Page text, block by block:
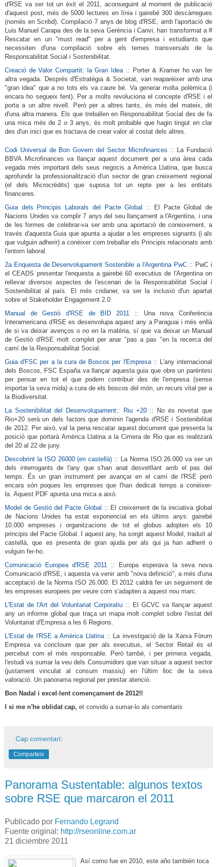
d'RSE va ser tot un èxit el 2011, aconseguint al moment de publicació
d'aquest post, més de 5000 lectures en línia i gairebé 300 descàrregues
(només en Scribd).Compilació 7 anys de blog d'RSE, amb l'aportació de
Luis Manuel Carapa des de la seva Gerència i Canvi, han transformat a #
Rescatar en un "must read" per a gent d'empresa i estudiants que
necessiten d'una compilació sobre els temes transversals de la
Responsabilitat Social i Sostenibilitat.
Creació de Valor Compartit: la Gran Idea:: Porter & Kramer ho van fer
altra vegada. Després d'Estratègia & Societat, van reaparèixer amb una
"gran idea" que a no tots els va caure bé. Va generar molta polèmica (i
encara ho segueix fent). Per a molts revoluciona el concepte d'RSE i el
porta a un altre nivell.
Però per a altres tants, és més del mateix, dit
d'una altra manera. Els que treballen en Responsabilitat Social des de fa
una mica més de 2 o 3 anys, és molt probable que hagin tingut en clar
des d'un inici que es tractava de crear valor al costat dels altres.
Codi Universal de Bon Govern del Sector Microfinances :: La Fundació
BBVA Microfinances va llançar aquest document per a una àrea cada
vegada més important dels seus negocis a Amèrica Llatina, que busca
aprofundir la professionalització d'un sector de gran creixement regional
(el dels Microcrèdits) que suposa tot un repte per a les entitats
financeres.
Guia dels Principis Laborals del Pacte Global
:: El Pacte Global de
Nacions Unides va complir 7 anys del seu llançament a l'Argentina, i una
de les formes de celebrar-va ser amb una aportació de coneixement, a
través d'aquesta Guia que apunta a ajudar a les empreses signants (i als
que vulguin adherir) a conèixer com treballar els Principis relacionats amb
l'entorn laboral.
2a Enquesta de Desenvolupament Sostenible a l'Argentina PwC:: PwC i
el CEADS presentar l'enquesta a gairebé 60 executius de l'Argentina on
rellevar diversos aspectes de l'escenari de la Responsabilitat Social i
Sostenibilitat al país.
El més cridaner, va ser la inclusió d'un apartat
sobre el Stakeholder Engagement 2.0
Manual de Gestió d'RSE de BID 2011 :: Una nova Conferència
Interamericana d'RSE es desenvolupa aquest any a Paraguai i més enllà
de si va deixar avenços o no en la matèria, sí que va deixar un Manual
de Gestió d'RSE molt complet per anar "pas a pas "en la recerca del
camí de la Responsabilitat Social.
Guia d'FSC per a la cura de Boscos per l'Empresa:: L'any internacional
dels Boscos, FSC España va llançar aquesta guia que obre un parèntesi
per pensar en tot el que podem contribuir des de l'empresa (sense
importar la seva mida) a cura de els boscos del món, un recurs vital per a
la Biodiversitat.
La Sostenibilitat del Desenvolupament:: Riu +20:: No és novetat que
Rio+20 serà un dels factors que dominin l'agenda d'RSE i Sostenibilitat
de 2012. Per això, val la pena rescatar aquest document que presenta la
posició que portarà Amèrica Llatina a la Cimera de Rio que es realitzarà
del 20 al 22 de juny.
Descobrint la ISO 26000 (en castellà) :: La Norma ISO 26.000 va ser un
dels interrogants de l'any que s'han anat desvetllant amb el pas del
temps.
És un gran instrument per avançar en el camí de l'RSE però
encara són poques les empreses que l'han dedicat temps a conèixer-
la. Aquest PDF apunta una mica a això.
Model de Gestió del Pacte Global :: El creixement de la iniciativa global
de Nacions Unides ha estat exponencial en els últims anys: gairebé
10.000 empreses i organitzacions de tot el globus adopten els 10
principis del Pacte Global.
I aquest any, ha sorgit aquest Model, traduït al
castellà, que es presenta de gran ajuda per als qui ja han adherit o
vulguin fer-ho.
Comunicació Europea d'RSE 2011:: Europa esperava la seva nova
Comunicació d'RSE, i aquesta va venir amb "nova definició", a més d'una
acceptació de la Norma ISO 26.000. El 2012 caldrà fer un seguiment de
les empreses europees per veure com s'adapten a aquest nou marc.
L'Estat de l'Art del Voluntariat Corporatiu :: El GCVC va llançar aquest
any un informe global que traça un mapa molt complet sobre l'estat del
Voluntariat d'Empresa a les 6 Regions.
L'Estat de l'RSE a Amèrica Llatina:: La investigació de la Xarxa Fòrum
Empresa va concloure que per als executius, el Sector Retail és el
percebut com el més responsable.
Però també, i per primera vegada,
l'estudi va sumar la veu dels Consumidors que van situar a aquest sector
(justament vinculat al consum massiu) en l'últim lloc de la seva
valoració. Un panorama regional per prestar atenció.
Bon Nadal i excel·lent començament de 2012!!
I si me n'he oblidat cap, et convido a sumar-lo als comentaris
Cap comentari:
Comparteix
Panorama Sustentable: algunos textos
sobre RSE que marcaron el 2011
Publicado por Fernando Legrand
Fuente original: http://rseonline.com.ar
21 diciembre 2011
Así como fue en 2010, este año también toca